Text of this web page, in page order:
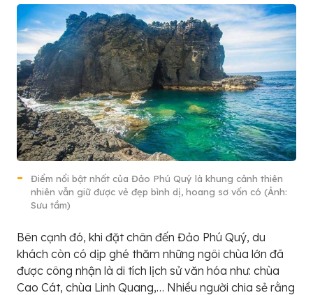
Điểm nổi bật nhất của Đảo Phú Quý là khung cảnh thiên
nhiên vẫn giữ được vẻ đẹp bình dị, hoang sơ vốn có (Ảnh:
Sưu tầm)
Bên cạnh đó, khi đặt chân đến Đảo Phú Quý, du
khách còn có dịp ghé thăm những ngôi chùa lớn đã
được công nhận là di tích lịch sử văn hóa như: chùa
Cao Cát, chùa Linh Quang,… Nhiều người chia sẻ rằng